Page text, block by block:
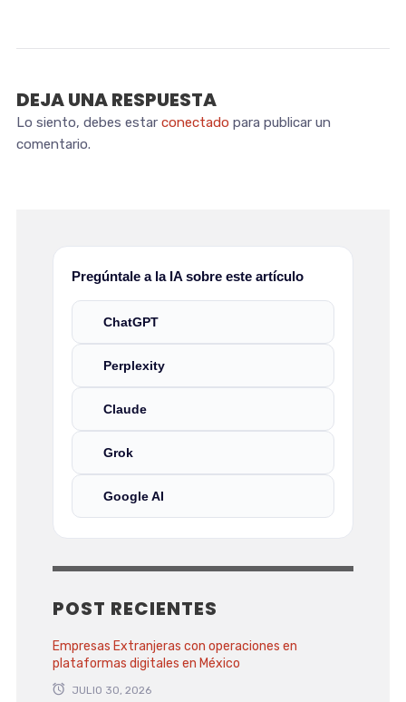
DEJA UNA RESPUESTA
Lo siento, debes estar conectado para publicar un
comentario.
Pregúntale a la IA sobre este artículo
ChatGPT
Perplexity
Claude
Grok
Google AI
POST RECIENTES
Empresas Extranjeras con operaciones en
plataformas digitales en México
JULIO 30, 2026